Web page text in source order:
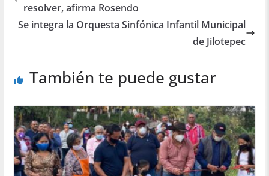
resolver, afirma Rosendo
Se integra la Orquesta Sinfónica Infantil Municipal
de Jilotepec
También te puede gustar